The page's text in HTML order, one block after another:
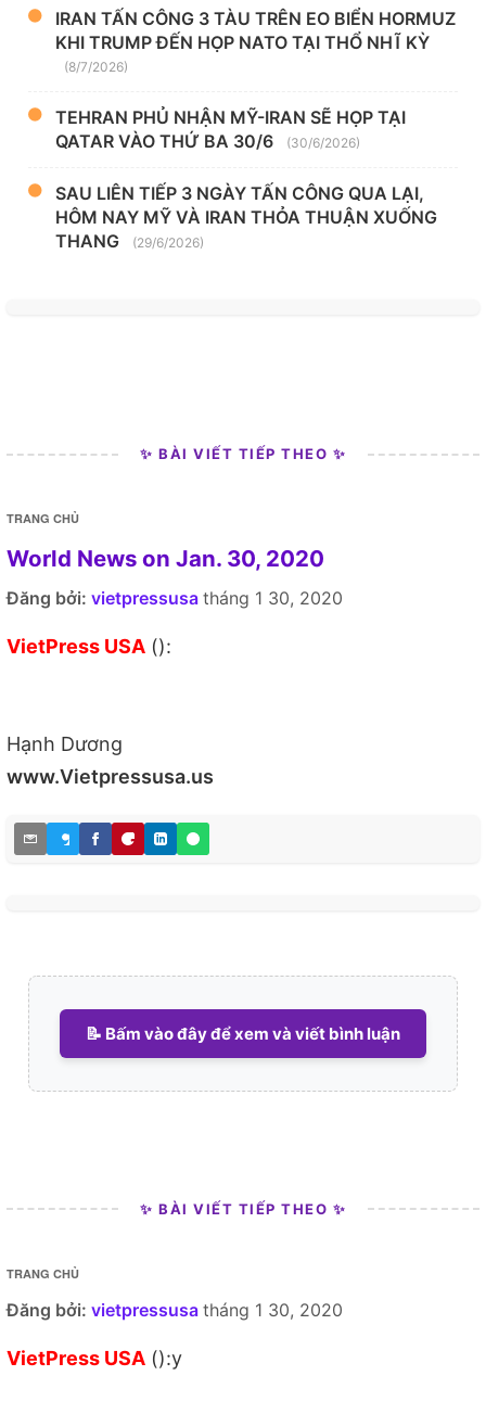
IRAN TẤN CÔNG 3 TÀU TRÊN EO BIỂN HORMUZ
KHI TRUMP ĐẾN HỌP NATO TẠI THỔ NHĨ KỲ
(8/7/2026)
TEHRAN PHỦ NHẬN MỸ-IRAN SẼ HỌP TẠI
QATAR VÀO THỨ BA 30/6
(30/6/2026)
SAU LIÊN TIẾP 3 NGÀY TẤN CÔNG QUA LẠI,
HÔM NAY MỸ VÀ IRAN THỎA THUẬN XUỐNG
THANG
(29/6/2026)
✨ BÀI VIẾT TIẾP THEO ✨
TRANG CHỦ
World News on Jan. 30, 2020
Đăng bởi: vietpressusa tháng 1 30, 2020
VietPress USA ():
Hạnh Dương
www.Vietpressusa.us
📝 Bấm vào đây để xem và viết bình luận
✨ BÀI VIẾT TIẾP THEO ✨
TRANG CHỦ
Đăng bởi: vietpressusa tháng 1 30, 2020
VietPress USA ():y